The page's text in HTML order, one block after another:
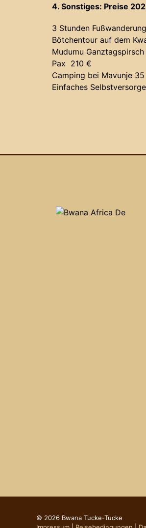
4. Sonstiges: Preise
3 Stunden
Bötchentour auf dem
Mudumu
Pax 210 €
Camping bei Mavunje 35
Einfaches
© 2026 Bwana Tucke-Tucke